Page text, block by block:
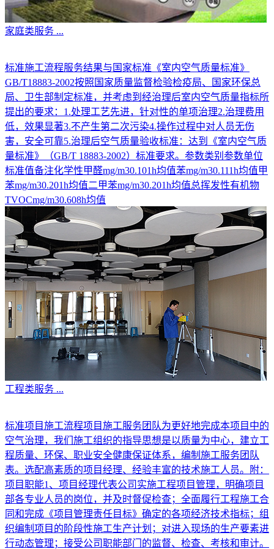
家庭类服务 ...
标准施工流程服务结果与国家标准《室内空气质量标准》
GB/T18883-2002按照国家质量监督检验检疫局、国家环保总
局、卫生部制定标准，并考虑到经治理后室内空气质量指标所
提出的要求：1.处理工艺先进，针对性的单项治理2.治理费用
低，效果显著3.不产生第二次污染4.操作过程中对人员无伤
害，安全可靠5.治理后空气质量验收标准：达到《室内空气质
量标准》（GB/T 18883-2002）标准要求。参数类别参数单位
标准值备注化学性甲醛mg/m30.101h均值苯mg/m30.111h均值甲
苯mg/m30.201h均值二甲苯mg/m30.201h均值总挥发性有机物
TVOCmg/m30.608h均值
工程类服务 ...
标准项目施工流程项目施工服务团队为更好地完成本项目中的
空气治理，我们施工组织的指导思想是以质量为中心，建立工
程质量、环保、职业安全健康保证体系，编制施工服务团队
表。选配高素质的项目经理、经验丰富的技术施工人员。附：
项目职能1、项目经理代表公司实施工程项目管理，明确项目
部各专业人员的岗位，并及时督促检查；全面履行工程施工合
同和完成《项目管理责任目标》确定的各项经济技术指标；组
织编制项目的阶段性施工生产计划；对进入现场的生产要素进
行动态管理；接受公司职能部门的监督、检查、考核和审计。